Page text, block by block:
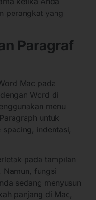
perangkat yang
Paragraf
Mac pada
Word di
menu
untuk
indentasi,
pada tampilan
Namun, fungsi
sedang menyusun
panjang di Mac,